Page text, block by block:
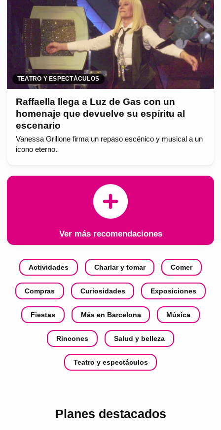
TEATRO Y ESPECTÁCULOS
Raffaella llega a Luz de Gas con un
homenaje que devuelve su espíritu al
escenario
Vanessa Grillone firma un repaso escénico y musical a un
icono eterno.
Ver más recomendaciones
Actividades Charlar y tomar Comer
Compras Curiosidades Exposiciones
Fiestas Más en Barcelona Música
Rincones Salud y belleza
Teatro y espectáculos
Planes destacados